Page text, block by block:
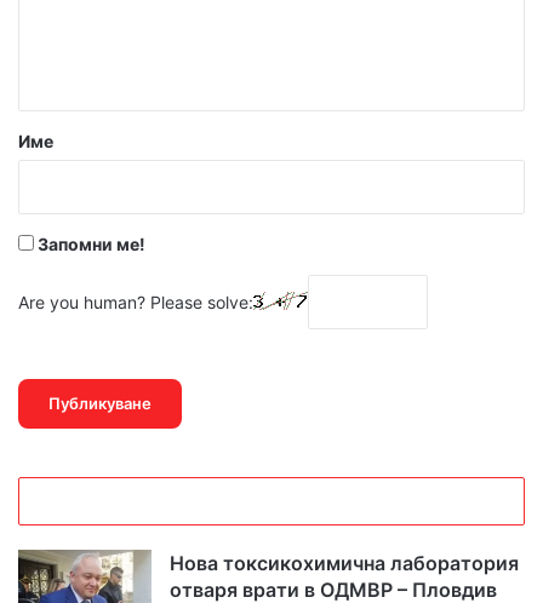
р
Име
Запомни ме!
Are you human? Please solve:
Нова токсикохимична лаборатория
отваря врати в ОДМВР – Пловдив